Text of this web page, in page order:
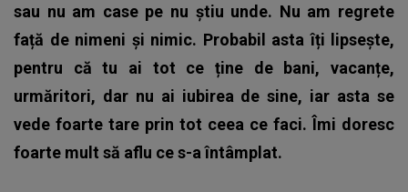
sau nu am case pe nu știu unde. Nu am regrete
față de nimeni și nimic. Probabil asta îți lipsește,
pentru că tu ai tot ce ține de bani, vacanțe,
urmăritori, dar nu ai iubirea de sine, iar asta se
vede foarte tare prin tot ceea ce faci. Îmi doresc
foarte mult să aflu ce s-a întâmplat.